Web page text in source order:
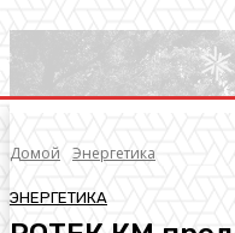
Домой Энергетика
ЭНЕРГЕТИКА